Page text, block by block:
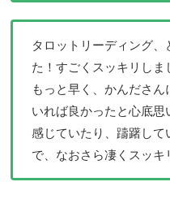
タロットリーディング
た！すごくスッキリしま
もっと早く、かんださ
いれば良かったと心底思
感じていたり、躊躇し
で、なおさら凄くスッキ